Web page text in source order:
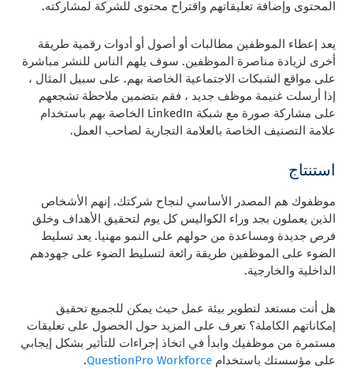
المحتوى وإضافة تعليقاتهم واقتراح محتوى للشركة لمشاركته.
يعد إعطاء الموظفين مطالبات أو أصول أو أدوات رقمية طريقة
أخرى لزيادة مناصرة الموظفين. سوف يلهم الناس للنشر مباشرة
على مواقع الشبكات الاجتماعية الخاصة بهم. على سبيل المثال ،
إذا أرسلت غنيمة موظف جديد ، فقم بتضمين ملاحظة تشجعهم
على مشاركة صورة مع شبكة LinkedIn الخاصة بهم باستخدام
علامة التصنيف الخاصة بالعلامة التجارية لصاحب العمل.
استنتاج
موظفوك هم المصدر الأساسي لنجاح شركتك. إنهم الأشخاص
الذين يعملون بجد وراء الكواليس كل يوم لتحقيق الأهداف وخلق
فرص جديدة ومساعدة من حولهم على النمو مهنيا. يعد تسليط
الضوء على الموظفين طريقة رائعة لتسليط الضوء على جهودهم
الداخلية والخارجية.
هل أنت مستعد لتطوير بيئة عمل حيث يمكن للجميع تحقيق
إمكاناتهم الكاملة؟تعرف على المزيد حول الحصول على تعليقات
مستمرة من موظفيك وابدأ في اتخاذ إجراءات للتأثير بشكل إيجابي
على مؤسستك باستخدامQuestionPro Workforce
.